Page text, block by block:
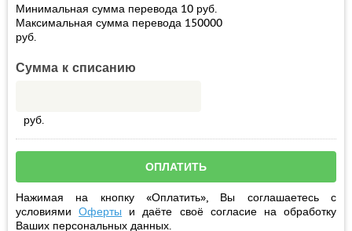
Минимальная сумма перевода 10 руб.
Максимальная сумма перевода 150000
руб.
Сумма к списанию
руб.
Нажимая на кнопку «Оплатить», Вы соглашаетесь с
условиямиОферты и даёте своё согласиена обработку
Ваших персональных данных.